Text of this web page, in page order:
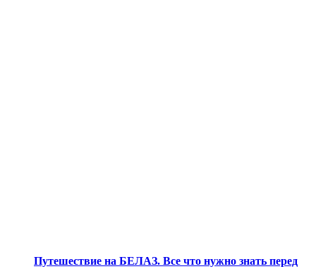
Путешествие на БЕЛАЗ. Все что нужно знать перед